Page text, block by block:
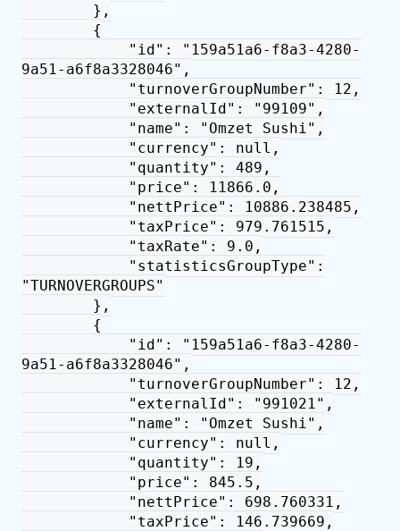
},
{
"id": "159a51a6-f8a3-4280-
9a51-a6f8a3328046",
"turnoverGroupNumber": 12,
"externalId": "99109",
"name": "Omzet Sushi",
"currency": null,
"quantity": 489,
"price": 11866.0,
"nettPrice": 10886.238485,
"taxPrice": 979.761515,
"taxRate": 9.0,
"statisticsGroupType":
"TURNOVERGROUPS"
},
{
"id": "159a51a6-f8a3-4280-
9a51-a6f8a3328046",
"turnoverGroupNumber": 12,
"externalId": "991021",
"name": "Omzet Sushi",
"currency": null,
"quantity": 19,
"price": 845.5,
"nettPrice": 698.760331,
"taxPrice": 146.739669,